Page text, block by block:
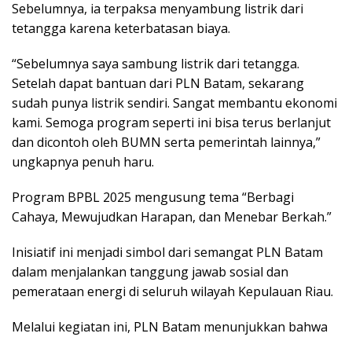
Sebelumnya, ia terpaksa menyambung listrik dari
tetangga karena keterbatasan biaya.
“Sebelumnya saya sambung listrik dari tetangga.
Setelah dapat bantuan dari PLN Batam, sekarang
sudah punya listrik sendiri. Sangat membantu ekonomi
kami. Semoga program seperti ini bisa terus berlanjut
dan dicontoh oleh BUMN serta pemerintah lainnya,”
ungkapnya penuh haru.
Program BPBL 2025 mengusung tema “Berbagi
Cahaya, Mewujudkan Harapan, dan Menebar Berkah.”
Inisiatif ini menjadi simbol dari semangat PLN Batam
dalam menjalankan tanggung jawab sosial dan
pemerataan energi di seluruh wilayah Kepulauan Riau.
Melalui kegiatan ini, PLN Batam menunjukkan bahwa